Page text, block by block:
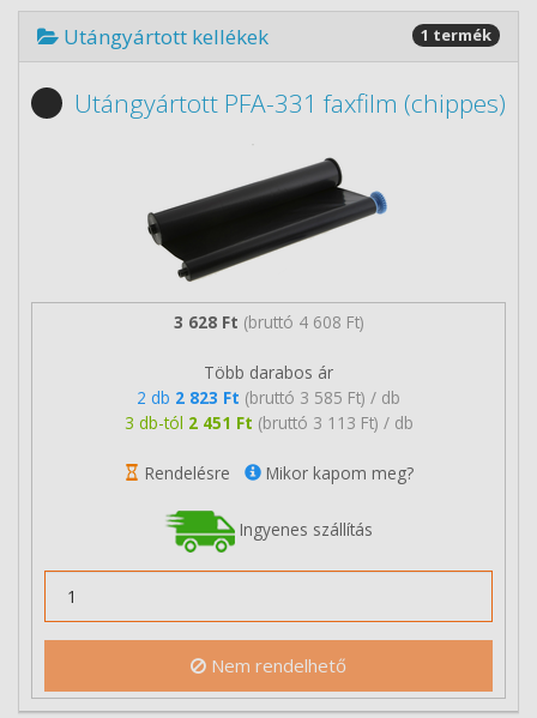
Utángyártott kellékek 1 termék
Utángyártott PFA-331 faxfilm (chippes)
3 628 Ft (bruttó 4 608 Ft)
Több darabos ár
2 db 2 823 Ft (bruttó 3 585 Ft) / db
3 db-tól 2 451 Ft (bruttó 3 113 Ft) / db
Rendelésre Mikor kapom meg?
Ingyenes szállítás
Nem rendelhető